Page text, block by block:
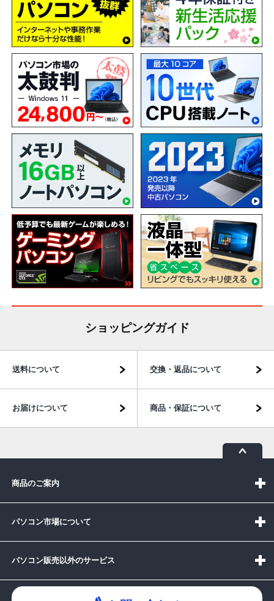
ショッピングガイド
送料について 交換・返品について
お届けについて 商品・保証について
商品のご案内
パソコン市場について
パソコン販売以外のサービス